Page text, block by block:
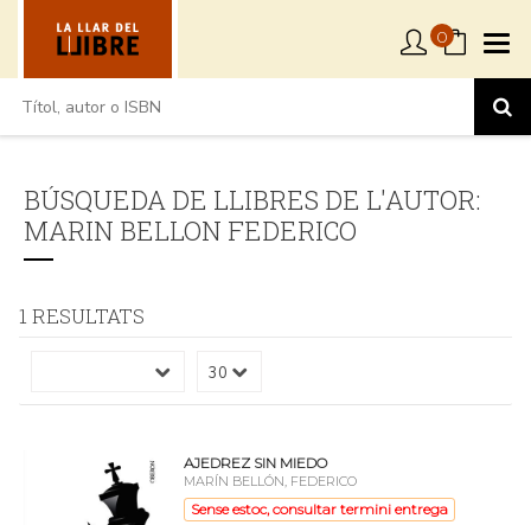
0
BÚSQUEDA DE LLIBRES DE L'AUTOR:
MARIN BELLON FEDERICO
1 RESULTATS
AJEDREZ SIN MIEDO
MARÍN BELLÓN, FEDERICO
Sense estoc, consultar termini entrega